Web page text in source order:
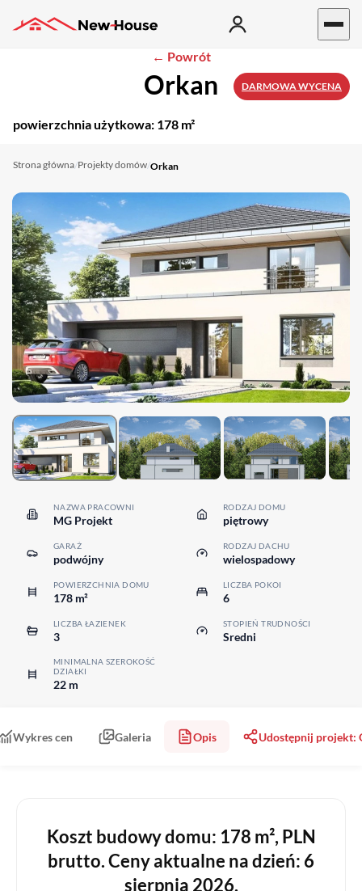
← Powrót
Orkan
powierzchnia użytkowa: 178 m²
Strona główna/Projekty domów/Orkan
NAZWA PRACOWNI
MG Projekt
RODZAJ DOMU
piętrowy
GARAŻ
podwójny
RODZAJ DACHU
wielospadowy
POWIERZCHNIA DOMU
178 m²
LICZBA POKOI
6
LICZBA ŁAZIENEK
3
STOPIEŃ TRUDNOŚCI
Sredni
MINIMALNA SZEROKOŚĆ
DZIAŁKI
22 m
Wykres cen Galeria Opis Udostępnij projekt:
Koszt budowy domu: 178 m², PLN
brutto. Ceny aktualne na dzień: 6
sierpnia 2026.
DARMOWA WYCENA